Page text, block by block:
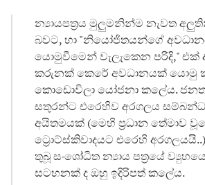
න්‍යායපත්‍රය මුලුමනින්ම නැවත
බවට, හා "නියෝජිතයන්ගේ
යොමුවීමෙන් වැලැකෙන පරිදි," එක්
කරුනක් කෙරේ අවධානයක් යොමු
කොඩොවිලා යෝජනා කලේය.
සතුරන්ට එරෙහිව අරගලය
අයිතමයක් (මෙහි ප්‍රධාන තේමාව
ට්‍රොට්ස්කිවාදයට එරෙහි
තුබූ සංශෝධිත න්‍යාය පත්‍රයේ
සටහනක් ද ඔහු ඉදිරිපත් කලේය.